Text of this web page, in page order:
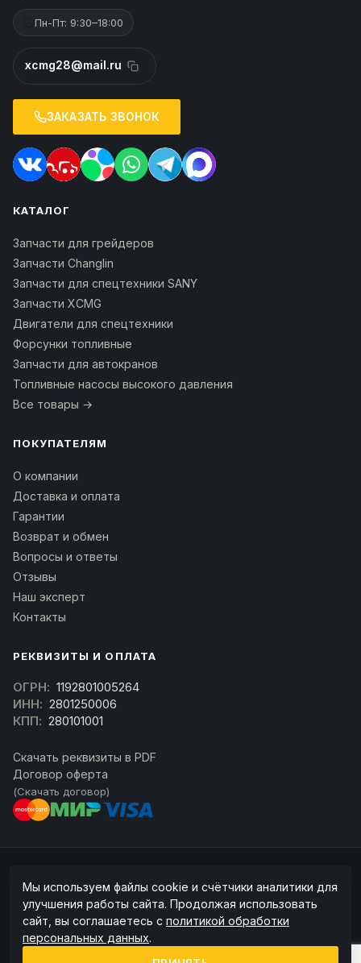
Пн-Пт: 9:30–18:00
xcmg28@mail.ru
ЗАКАЗАТЬ ЗВОНОК
КАТАЛОГ
Запчасти для грейдеров
Запчасти Changlin
Запчасти для спецтехники SANY
Запчасти XCMG
Двигатели для спецтехники
Форсунки топливные
Запчасти для автокранов
Топливные насосы высокого давления
Все товары →
ПОКУПАТЕЛЯМ
О компании
Доставка и оплата
Гарантии
Возврат и обмен
Вопросы и ответы
Отзывы
Наш эксперт
Контакты
РЕКВИЗИТЫ И ОПЛАТА
ОГРН: 1192801005264
ИНН: 2801250006
КПП: 280101001
Скачать реквизиты в PDF
Договор оферта
(Скачать договор)
ссылка на источник обязательна.
Информация на сайте не является публичной офертой (ст. 437 ГК РФ).
Точную стоимость и наличие уточняйте у менеджера.
Политика конфиденциальности
Мы используем файлы cookie и счётчики аналитики для
улучшения работы сайта. Продолжая использовать
сайт, вы соглашаетесь с политикой обработки
персональных данных.